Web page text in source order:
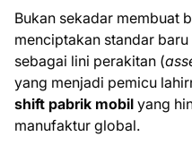
Bukan sekadar membuat
menciptakan standar
sebagai lini perakitan (
yang menjadi pemicu
shift pabrik mobil yang
manufaktur global.